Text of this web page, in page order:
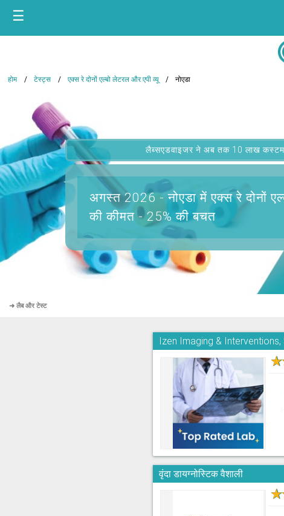
☰
होम टेस्ट्स एक्स रे दोनों एल्बो लेटरल और एपी व्यू नोएडा
लैब्सएडवाइजर ने अब तक 10 लाख कस्टमर्स
अगस्त 2026 -नोएडा में एक्स रे दोनों
की कीमत - 25% की बचत
➜ लैब और टेस्ट
Izen Imaging &
★
वृंदा डायग्नोस्टिक वैशाली
★